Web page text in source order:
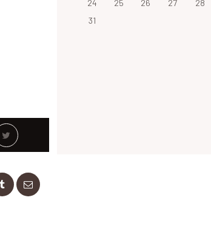
24
25 26 27 28
31